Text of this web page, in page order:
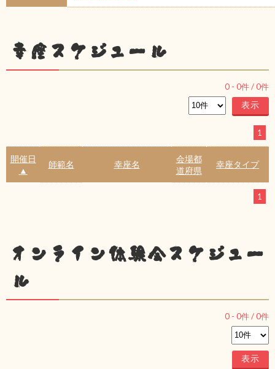
幸座スケジュール
0 - 0件 /0件
1
開催日
▲
師範名 幸座名
会場都
道府県
幸座タイプ
1
オンライン体験会スケジュー
ル
0 - 0件 /0件